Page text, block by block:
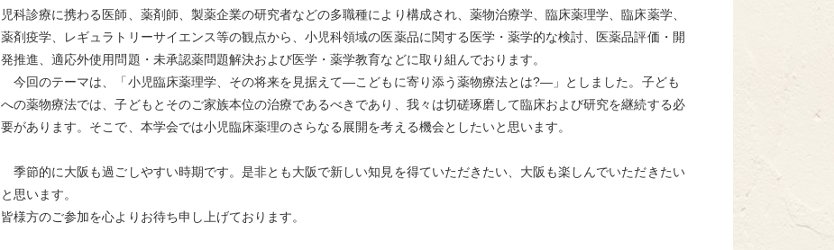
児科診療に携わる医師、薬剤師、製薬企業の研究者などの多職種により構成され、薬物治療学、臨床薬理学、臨床薬学、
薬剤疫学、レギュラトリーサイエンス等の観点から、小児科領域の医薬品に関する医学・薬学的な検討、医薬品評価・開
発推進、適応外使用問題・未承認薬問題解決および医学・薬学教育などに取り組んでおります。
今回のテーマは、「小児臨床薬理学、その将来を見据えて―こどもに寄り添う薬物療法とは?―」としました。子ども
への薬物療法では、子どもとそのご家族本位の治療であるべきであり、我々は切磋琢磨して臨床および研究を継続する必
要があります。そこで、本学会では小児臨床薬理のさらなる展開を考える機会としたいと思います。
季節的に大阪も過ごしやすい時期です。是非とも大阪で新しい知見を得ていただきたい、大阪も楽しんでいただきたい
と思います。
皆様方のご参加を心よりお待ち申し上げております。